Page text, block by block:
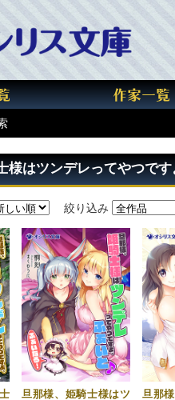
様はツンデレってやつで
絞り込み
旦那様、姫騎士様はツ
旦那